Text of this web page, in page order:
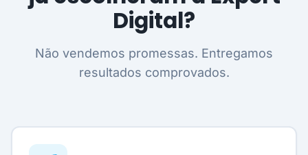
Digital?
Não vendemos promessas. Entregamos
resultados comprovados.